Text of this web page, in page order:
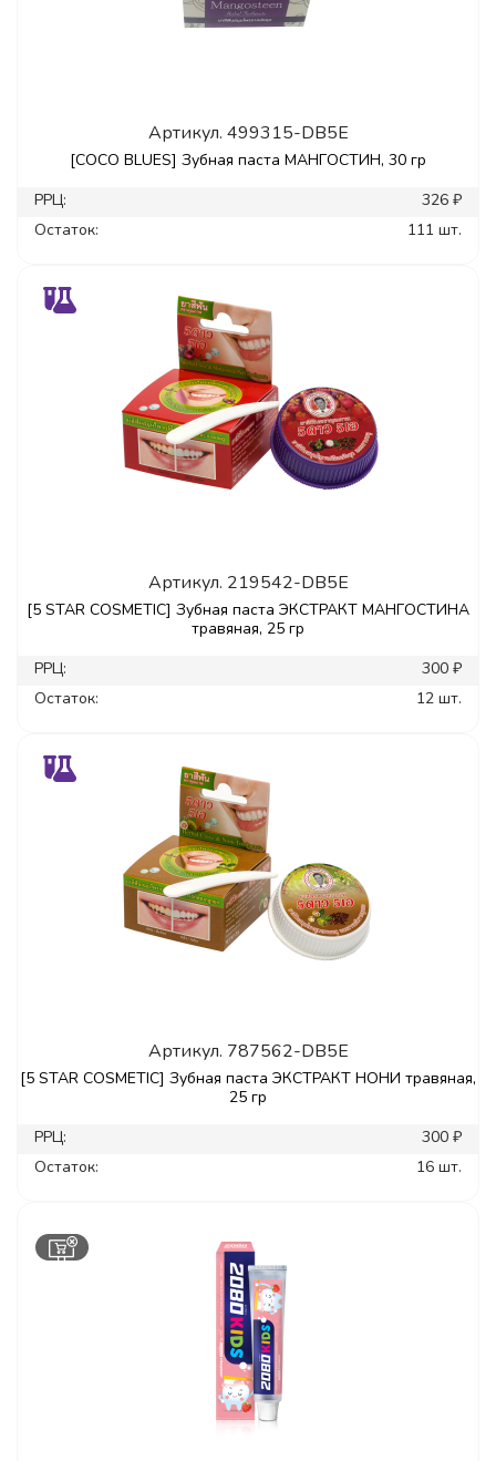
Артикул. 499315-DB5E
[COCO BLUES] Зубная паста МАНГОСТИН, 30 гр
РРЦ:
326 ₽
Остаток:
111 шт.
Артикул. 219542-DB5E
[5 STAR COSMETIC] Зубная паста ЭКСТРАКТ МАНГОСТИНА
травяная, 25 гр
РРЦ:
300 ₽
Остаток:
12 шт.
Артикул. 787562-DB5E
[5 STAR COSMETIC] Зубная паста ЭКСТРАКТ НОНИ травяная,
25 гр
РРЦ:
300 ₽
Остаток:
16 шт.